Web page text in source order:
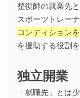
整復師の就業先
スポーツトレー
コンディション
を援助する役割を
独立開業
「就職先」とは